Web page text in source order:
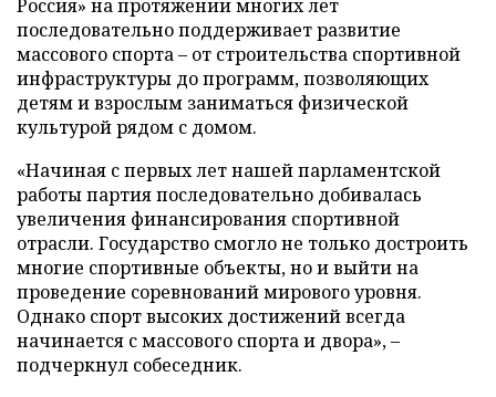
Россия» на протяжении многих лет
последовательно поддерживает развитие
массового спорта – от строительства спортивной
инфраструктуры до программ, позволяющих
детям и взрослым заниматься физической
культурой рядом с домом.
«Начиная с первых лет нашей парламентской
работы партия последовательно добивалась
увеличения финансирования спортивной
отрасли. Государство смогло не только достроить
многие спортивные объекты, но и выйти на
проведение соревнований мирового уровня.
Однако спорт высоких достижений всегда
начинается с массового спорта и двора», –
подчеркнул собеседник.